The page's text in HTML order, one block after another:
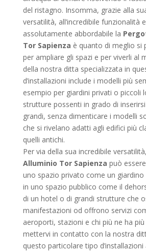
del ristagno. Insomma, grazie alla
versatilità, all’incredibile funzionalità
assolutamente abbordabile la
Tor Sapienza è quanto di meglio si
per ampliare gli spazi e per viverli al
della nostra ditta specializzata in
d’installazioni include i modelli più
esempio per giardini privati o piccoli
strutture possenti in grado di
grandi, senza dimenticare i modelli
che si rivelano adatti agli edifici più
quelli antichi.
Per via della sua incredibile
Alluminio Tor Sapienza può
uno spazio privato come un
in uno spazio pubblico come il
di un hotel o di grandi strutture che
manifestazioni od offrono servizi
aeroporti, stazioni e chi più ne ha
mettervi in contatto con la nostra
questo particolare tipo